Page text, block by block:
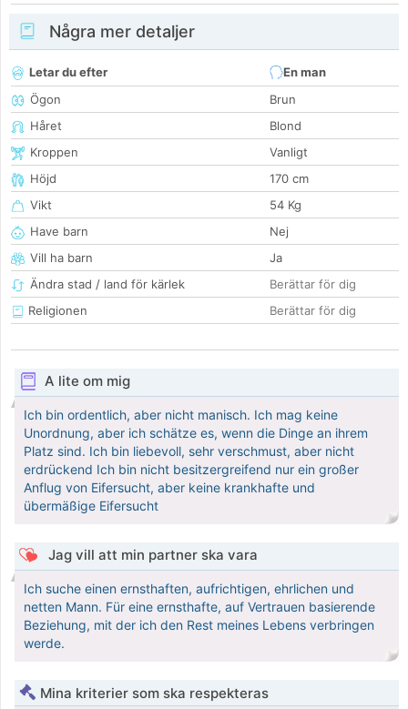
Några mer detaljer
Letar du efter
En man
Ögon
Brun
Håret
Blond
Kroppen
Vanligt
Höjd
170 cm
Vikt
54 Kg
Have barn
Nej
Vill ha barn
Ja
Ändra stad / land för kärlek
Berättar för dig
Religionen
Berättar för dig
A lite om mig
Ich bin ordentlich, aber nicht manisch. Ich mag keine
Unordnung, aber ich schätze es, wenn die Dinge an ihrem
Platz sind. Ich bin liebevoll, sehr verschmust, aber nicht
erdrückend Ich bin nicht besitzergreifend nur ein großer
Anflug von Eifersucht, aber keine krankhafte und
übermäßige Eifersucht
Jag vill att min partner ska vara
Ich suche einen ernsthaften, aufrichtigen, ehrlichen und
netten Mann. Für eine ernsthafte, auf Vertrauen basierende
Beziehung, mit der ich den Rest meines Lebens verbringen
werde.
Mina kriterier som ska respekteras